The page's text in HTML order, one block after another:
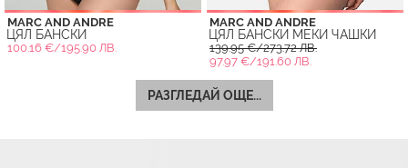
MARC AND ANDRE
ЦЯЛ БАНСКИ
100.16 €/195.90 ЛВ.
MARC AND ANDRE
ЦЯЛ БАНСКИ МЕКИ ЧАШКИ
139.95 €/273.72 ЛВ.
97.97 €/191.60 ЛВ.
РАЗГЛЕДАЙ ОЩЕ...